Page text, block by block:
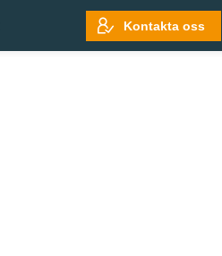
Kontakta oss